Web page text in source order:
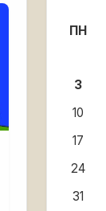
ПН
3
10
17
24
31